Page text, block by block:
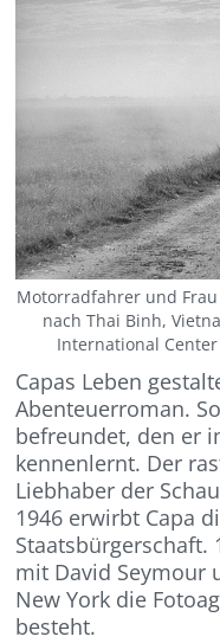
Motorradfahrer und
nach Thai Binh,
International
Capas Leben
Abenteuerroman.
befreundet, den er
kennenlernt. Der
Liebhaber der
1946 erwirbt Capa
Staatsbürgerschaft.
mit David Seymour
New York die
besteht.